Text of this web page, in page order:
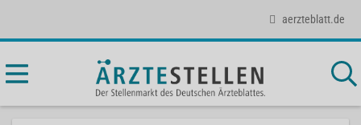
aerzteblatt.de